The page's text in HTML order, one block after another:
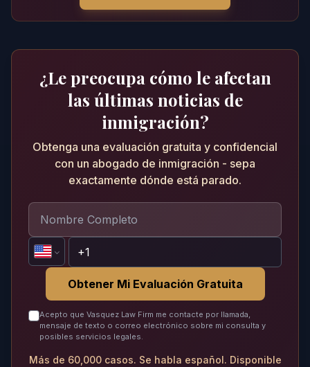
¿Le preocupa cómo le afectan
las últimas noticias de
inmigración?
Obtenga una evaluación gratuita y confidencial
con un abogado de inmigración - sepa
exactamente dónde está parado.
Obtener Mi Evaluación Gratuita
Acepto que Vasquez Law Firm me contacte por llamada,
mensaje de texto o correo electrónico sobre mi consulta y
posibles servicios legales.
Más de 60,000 casos. Se habla español. Disponible